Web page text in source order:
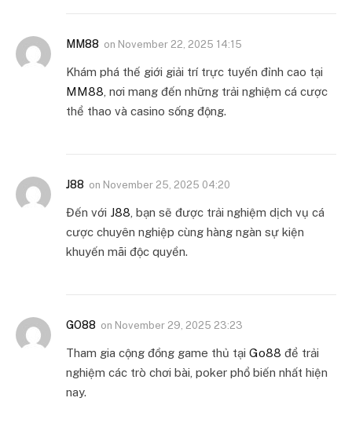
MM88 on November 22, 2025 14:15
Khám phá thế giới giải trí trực tuyến đỉnh cao tại
MM88 , nơi mang đến những trải nghiệm cá cược
thể thao và casino sống động.
J88 on November 25, 2025 04:20
Đến với J88 , bạn sẽ được trải nghiệm dịch vụ cá
cược chuyên nghiệp cùng hàng ngàn sự kiện
khuyến mãi độc quyền.
GO88 on November 29, 2025 23:23
Tham gia cộng đồng game thủ tại Go88 để trải
nghiệm các trò chơi bài, poker phổ biến nhất hiện
nay.